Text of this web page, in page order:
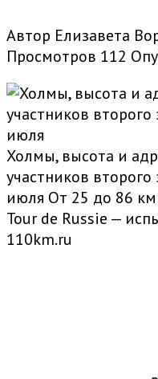
Автор Елизавета
Просмотров 112
Холмы, высота и
участников второго
июля От 25 до 86
Tour de Russie —
110km.ru